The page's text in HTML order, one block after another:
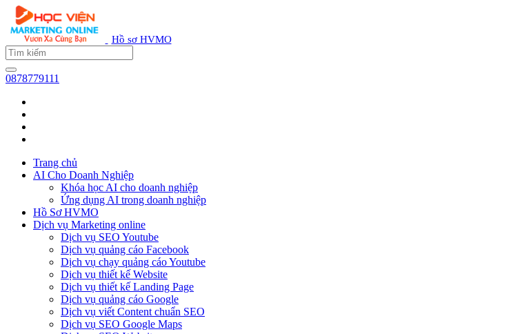
Hồ sơ HVMO
0878779111
Trang chủ
AI Cho Doanh Nghiệp
Khóa học AI cho doanh nghiệp
Ứng dụng AI trong doanh nghiệp
Hồ Sơ HVMO
Dịch vụ Marketing online
Dịch vụ SEO Youtube
Dịch vụ quảng cáo Facebook
Dịch vụ chạy quảng cáo Youtube
Dịch vụ thiết kế Website
Dịch vụ thiết kế Landing Page
Dịch vụ quảng cáo Google
Dịch vụ viết Content chuẩn SEO
Dịch vụ SEO Google Maps